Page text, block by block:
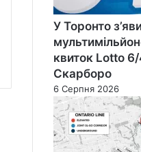
У Торонто
квиток Lotto
Скарборо
6 Серпня 2026